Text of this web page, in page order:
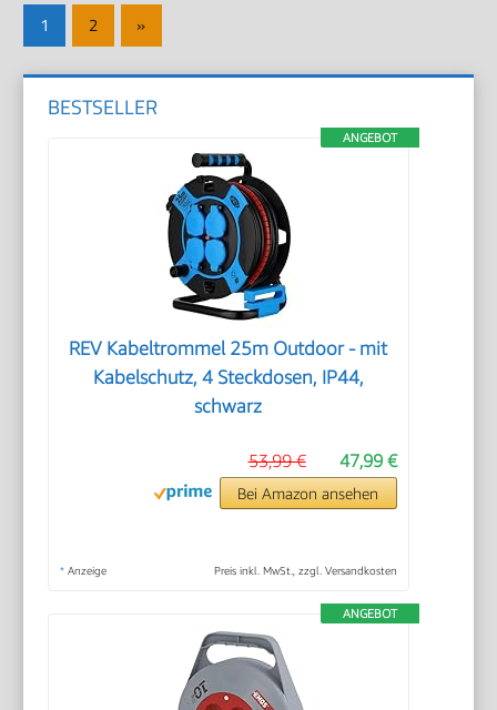
Seitennummerierung
der
Beiträge
1 2
Nächste
Beiträge
»
BESTSELLER
ANGEBOT
REV Kabeltrommel 25m Outdoor - mit
Kabelschutz, 4 Steckdosen, IP44,
schwarz
47,99 €
53,99 €
Bei Amazon ansehen
* Anzeige Preis inkl. MwSt., zzgl. Versandkosten
ANGEBOT